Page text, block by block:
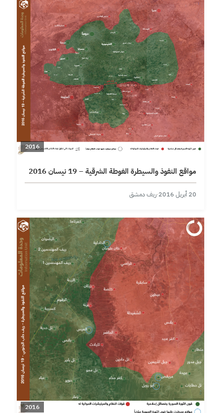
2016
مواقع النفوذ والسيطرة الغوطة الشرقية – 19 نيسان 2016
20 أبريل 2016 ·ريف دمشق
2016